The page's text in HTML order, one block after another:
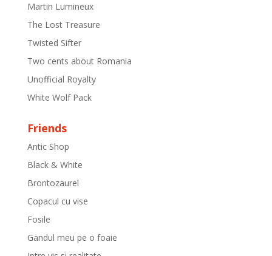
Martin Lumineux
The Lost Treasure
Twisted Sifter
Two cents about Romania
Unofficial Royalty
White Wolf Pack
Friends
Antic Shop
Black & White
Brontozaurel
Copacul cu vise
Fosile
Gandul meu pe o foaie